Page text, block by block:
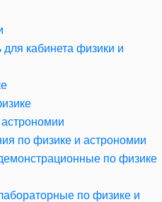
кабинета физики и
по физике и астрономии
по физике
по физике и